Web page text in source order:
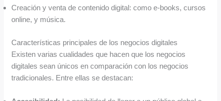
Creación y venta de contenido digital: como e-books, cursos
online, y música.
Características principales de los negocios digitales
Existen varias cualidades que hacen que los negocios
digitales sean únicos en comparación con los negocios
tradicionales. Entre ellas se destacan: